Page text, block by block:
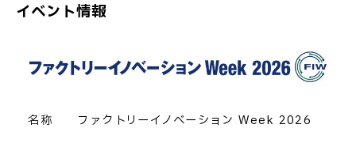
イベント情報
名称 ファクトリーイノベーション Week 2026